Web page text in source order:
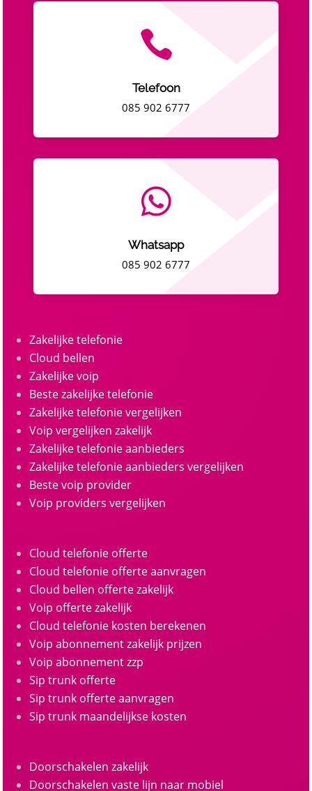

Telefoon
085 902 6777

Whatsapp
085 902 6777
Zakelijke telefonie
Cloud bellen
Zakelijke voip
Beste zakelijke telefonie
Zakelijke telefonie vergelijken
Voip vergelijken zakelijk
Zakelijke telefonie aanbieders
Zakelijke telefonie aanbieders vergelijken
Beste voip provider
Voip providers vergelijken
Cloud telefonie offerte
Cloud telefonie offerte aanvragen
Cloud bellen offerte zakelijk
Voip offerte zakelijk
Cloud telefonie kosten berekenen
Voip abonnement zakelijk prijzen
Voip abonnement zzp
Sip trunk offerte
Sip trunk offerte aanvragen
Sip trunk maandelijkse kosten
Doorschakelen zakelijk
Doorschakelen vaste lijn naar mobiel